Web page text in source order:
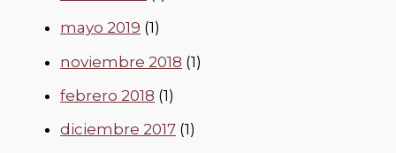
mayo 2019 (1)
noviembre 2018 (1)
febrero 2018 (1)
diciembre 2017 (1)